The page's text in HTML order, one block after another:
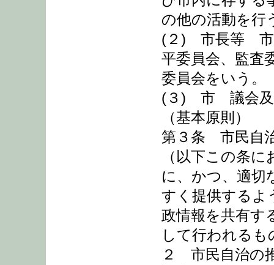
の他の活動を行
(２) 市長等 市
平委員会、監査
委員会をいう。
(３) 市 議会及
（基本原則）
第３条 市民自
（以下この条
に、かつ、適切
すく提供するよ
政情報を共有す
して行われるも
２ 市民自治の